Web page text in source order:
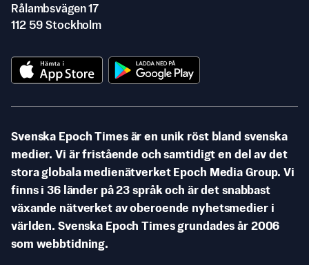
Rålambsvägen 17
112 59 Stockholm
Svenska Epoch Times är en unik röst bland svenska
medier. Vi är fristående och samtidigt en del av det
stora globala medienätverket Epoch Media Group. Vi
finns i 36 länder på 23 språk och är det snabbast
växande nätverket av oberoende nyhetsmedier i
världen. Svenska Epoch Times grundades år 2006
som webbtidning.